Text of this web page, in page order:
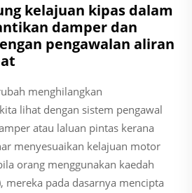
kelajuan kipas dalam
damper dan
pengawalan aliran
menghilangkan
lihat dengan sistem pengawal
atau laluan pintas kerana
menyesuaikan kelajuan motor
orang menggunakan kaedah
mereka pada dasarnya mencipta